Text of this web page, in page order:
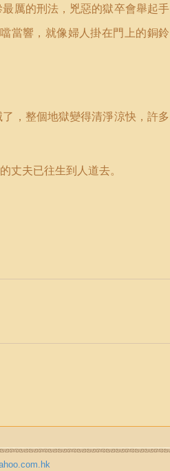
厲的刑法，兇惡的獄卒會舉起手
當響，就像婦人掛在門上的銅鈴
，整個地獄變得清淨涼快，許多
丈夫已往生到人道去。